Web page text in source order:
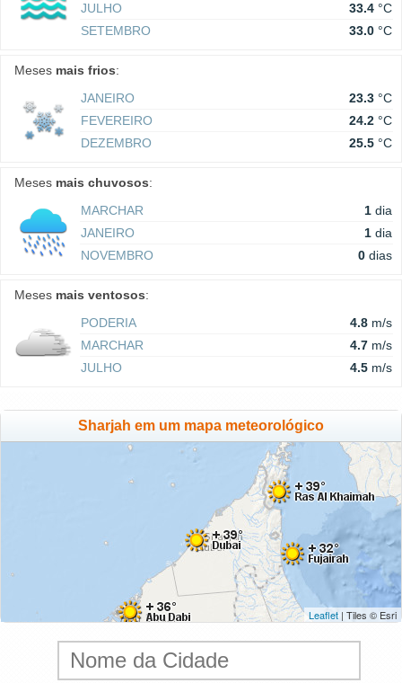
JULHO
33.4 °C
SETEMBRO
33.0 °C
Meses mais frios:
JANEIRO
23.3 °C
FEVEREIRO
24.2 °C
DEZEMBRO
25.5 °C
Meses mais chuvosos:
MARCHAR
1 dia
JANEIRO
1 dia
NOVEMBRO
0 dias
Meses mais ventosos:
PODERIA
4.8 m/s
MARCHAR
4.7 m/s
JULHO
4.5 m/s
Sharjah em um mapa meteorológico
Leaflet | Tiles © Esri